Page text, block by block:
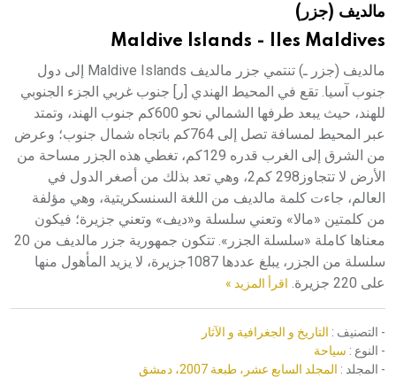
هيئة الموسوعة العربية تطلق موسوعات جديدة في عام 2026مالديف (جزر)
Maldive Islands - Iles Maldives
مالديف (جزر ـ) تنتمي جزر مالديف Maldive Islands إلى دول
جنوب آسيا. تقع في المحيط الهندي [ر] جنوب غربي الجزء الجنوبي
للهند، حيث يبعد طرفها الشمالي نحو 600كم جنوب الهند، وتمتد
عبر المحيط لمسافة تصل إلى 764كم باتجاه شمال جنوب؛ وعرض
من الشرق إلى الغرب قدره 129كم، تغطي هذه الجزر مساحة من
الأرض لا تتجاوز298 كم2، وهي تعد بذلك من أصغر الدول في
العالم، جاءت كلمة مالديف من اللغة السنسكريتية، وهي مؤلفة
من كلمتين «مالا» وتعني سلسلة و«ديف» وتعني جزيرة؛ فيكون
معناها كاملة «سلسلة الجزر». تتكون جمهورية جزر مالديف من 20
سلسلة من الجزر، يبلغ عددها 1087جزيرة، لا يزيد المأهول منها
على 220 جزيرة.
اقرأ المزيد »
- التصنيف : التاريخ و الجغرافية و الآثار
- النوع : سياحة
- المجلد : المجلد السابع عشر، طبعة 2007، دمشق